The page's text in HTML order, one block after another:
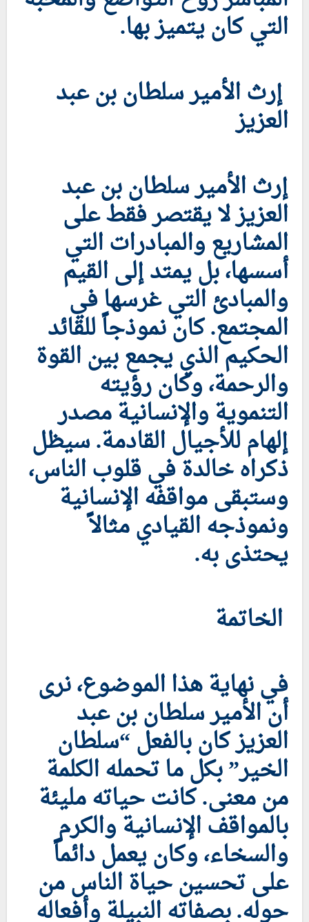
التي كان يتميز بها.
إرث الأمير سلطان بن عبد
العزيز
إرث الأمير سلطان بن عبد
العزيز لا يقتصر فقط على
المشاريع والمبادرات التي
أسسها، بل يمتد إلى القيم
والمبادئ التي غرسها في
المجتمع. كان نموذجاً للقائد
الحكيم الذي يجمع بين القوة
والرحمة، وكان رؤيته
التنموية والإنسانية مصدر
إلهام للأجيال القادمة. سيظل
ذكراه خالدة في قلوب الناس،
وستبقى مواقفه الإنسانية
ونموذجه القيادي مثالاً
يحتذى به.
الخاتمة
في نهاية هذا الموضوع، نرى
أن الأمير سلطان بن عبد
العزيز كان بالفعل “سلطان
الخير” بكل ما تحمله الكلمة
من معنى. كانت حياته مليئة
بالمواقف الإنسانية والكرم
والسخاء، وكان يعمل دائماً
على تحسين حياة الناس من
حوله. بصفاته النبيلة وأفعاله